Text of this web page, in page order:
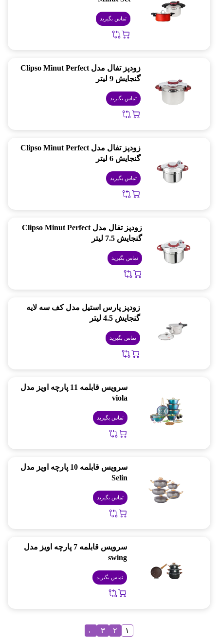
تماس بگیرید
زودپز تفال مدل Clipso Minut Perfect
گنجایش 9 لیتر
تماس بگیرید
زودپز تفال مدل Clipso Minut Perfect
گنجایش 6 لیتر
تماس بگیرید
زودپز تفال مدل Clipso Minut Perfect
گنجایش 7.5 لیتر
تماس بگیرید
زودپز پارس استیل مدل کف سه لایه
گنجایش 4.5 ليتر
تماس بگیرید
سرویس قابلمه 11 پارچه اویز مدل
viola
تماس بگیرید
سرویس قابلمه 10 پارچه اویز مدل
Selin
تماس بگیرید
سرویس قابلمه 7 پارچه اویز مدل
swing
تماس بگیرید
۱ ۲ ۳ ←